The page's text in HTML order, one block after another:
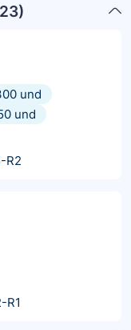
23)
und
und
R2
R1